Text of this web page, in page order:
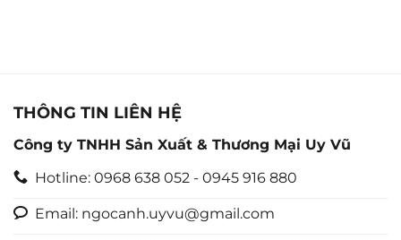
THÔNG TIN LIÊN HỆ
Công ty TNHH Sản Xuất & Thương Mại Uy Vũ
Hotline: 0968 638 052 - 0945 916 880
Email: ngocanh.uyvu@gmail.com